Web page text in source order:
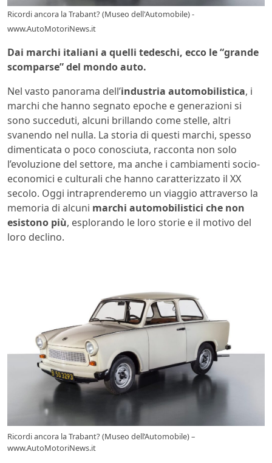
Ricordi ancora la Trabant? (Museo dell'Automobile) -
www.AutoMotoriNews.it
Dai marchi italiani a quelli tedeschi, ecco le “grande
scomparse” del mondo auto.
Nel vasto panorama dell’industria automobilistica, i
marchi che hanno segnato epoche e generazioni si
sono succeduti, alcuni brillando come stelle, altri
svanendo nel nulla. La storia di questi marchi, spesso
dimenticata o poco conosciuta, racconta non solo
l’evoluzione del settore, ma anche i cambiamenti socio-
economici e culturali che hanno caratterizzato il XX
secolo. Oggi intraprenderemo un viaggio attraverso la
memoria di alcuni marchi automobilistici che non
esistono più, esplorando le loro storie e il motivo del
loro declino.
Ricordi ancora la Trabant? (Museo dell’Automobile) –
www.AutoMotoriNews.it